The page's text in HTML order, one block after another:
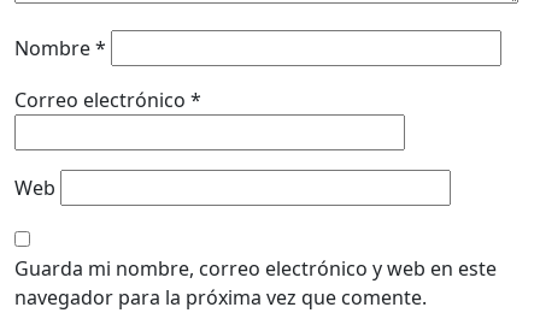
Nombre*
Correo electrónico *
Web
Guarda mi nombre, correo electrónico y web en este
navegador para la próxima vez que comente.